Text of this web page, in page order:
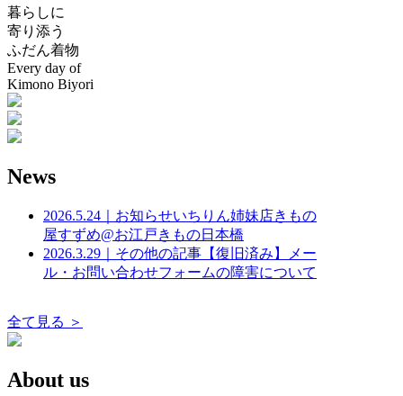
暮らしに
寄り添う
ふだん着物
Every day of
Kimono Biyori
News
2026.5.24｜お知らせいちりん姉妹店きもの
屋すずめ@お江戸きもの日本橋
2026.3.29｜その他の記事 【復旧済み】メー
ル・お問い合わせフォームの障害について
全て見る ＞
About us